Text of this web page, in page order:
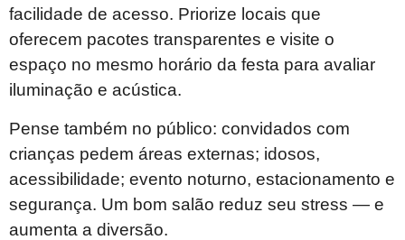
facilidade de acesso. Priorize locais que
oferecem pacotes transparentes e visite o
espaço no mesmo horário da festa para avaliar
iluminação e acústica.
Pense também no público: convidados com
crianças pedem áreas externas; idosos,
acessibilidade; evento noturno, estacionamento e
segurança. Um bom salão reduz seu stress — e
aumenta a diversão.